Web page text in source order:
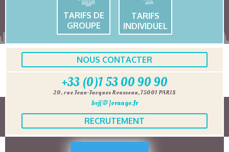
TARIFS DE
GROUPE
TARIFS
INDIVIDUEL
NOUS CONTACTER
+33 (0)1 53 00 90 90
20, rue Jean-Jacques Rousseau, 75001 PARIS
bvj[@]orange.fr
RECRUTEMENT